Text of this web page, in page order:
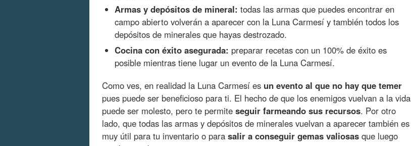
Armas y depósitos de mineral: todas las armas que puedes encontrar en
campo abierto volverán a aparecer con la Luna Carmesí y también todos los
depósitos de minerales que hayas destrozado.
Cocina con éxito asegurada: preparar recetas con un 100% de éxito es
posible mientras tiene lugar un evento de la Luna Carmesí.
Como ves, en realidad la Luna Carmesí es un evento al que no hay que temer
pues puede ser beneficioso para ti. El hecho de que los enemigos vuelvan a la vida
puede ser molesto, pero te permite seguir farmeando sus recursos. Por otro
lado, que todas las armas y depósitos de minerales vuelvan a aparecer también es
muy útil para tu inventario o para salir a conseguir gemas valiosas que luego